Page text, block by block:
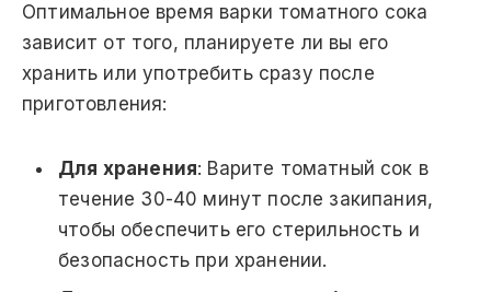
Оптимальное время варки томатного сока
зависит от того, планируете ли вы его
хранить или употребить сразу после
приготовления:
Для хранения: Варите томатный сок в
течение 30-40 минут после закипания,
чтобы обеспечить его стерильность и
безопасность при хранении.